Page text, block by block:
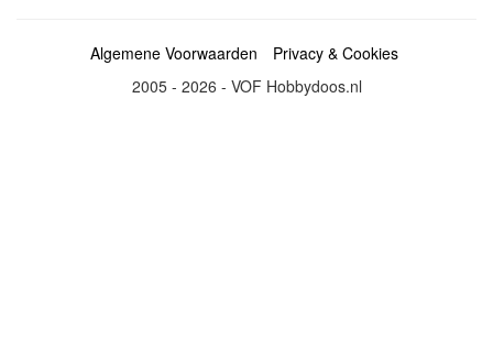
Algemene Voorwaarden
Privacy & Cookies
2005 - 2026 - VOF Hobbydoos.nl